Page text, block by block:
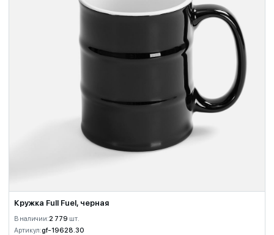
Кружка Full Fuel, черная
В наличии:2 779 шт.
Артикул:gf-19628.30